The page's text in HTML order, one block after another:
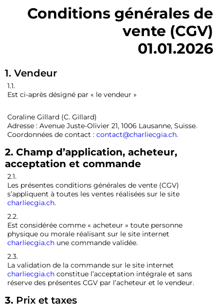
Conditions générales de
vente (CGV)
01.01.2026
1. Vendeur
1.1.
Est ci-après désigné par « le vendeur »
Coraline Gillard (C. Gillard)
Adresse : Avenue Juste-Olivier 21, 1006 Lausanne, Suisse.
Coordonnées de contact : contact@charliecgia.ch.
2. Champ d’application, acheteur,
acceptation et commande
2.1.
Les présentes conditions générales de vente (CGV)
s’appliquent à toutes les ventes réalisées sur le site
charliecgia.ch.
2.2.
Est considérée comme « acheteur » toute personne
physique ou morale réalisant sur le site internet
charliecgia.ch une commande validée.
2.3.
La validation de la commande sur le site internet
charliecgia.ch constitue l’acceptation intégrale et sans
réserve des présentes CGV par l’acheteur et le vendeur.
3. Prix et taxes